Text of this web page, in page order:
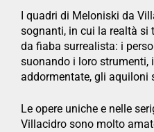
I quadri di Meloniski da
sognanti, in cui la realtà si
da fiaba surrealista: i
suonando i loro strumenti,
addormentate, gli aquiloni
Le opere uniche e nelle
Villacidro sono molto